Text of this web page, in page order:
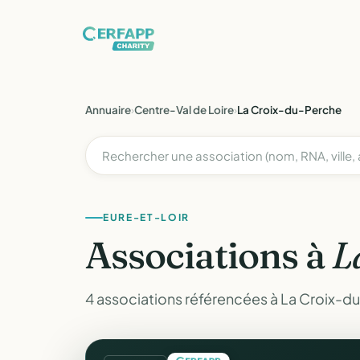
Annuaire›Centre-Val de Loire›La Croix-du-Perche
EURE-ET-LOIR
Associations à
4 associations référencées à La Croix-